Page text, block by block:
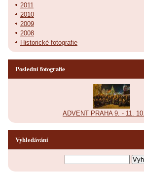
2011
2010
2009
2008
Historické fotografie
Poslední fotografie
ADVENT PRAHA 9. - 11.
Vyhledávání